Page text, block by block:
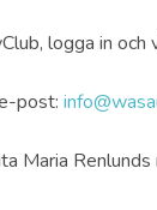
logga in
post:
Maria